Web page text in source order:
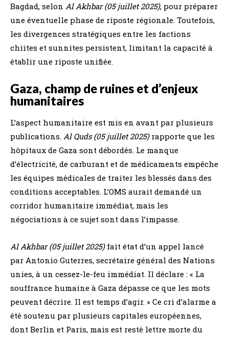
Bagdad, selon Al Akhbar (05 juillet 2025), pour préparer
une éventuelle phase de riposte régionale. Toutefois,
les divergences stratégiques entre les factions
chiites et sunnites persistent, limitant la capacité à
établir une riposte unifiée.
Gaza, champ de ruines et d’enjeux
humanitaires
L’aspect humanitaire est mis en avant par plusieurs
publications. Al Quds (05 juillet 2025)rapporte que les
hôpitaux de Gaza sont débordés. Le manque
d’électricité, de carburant et de médicaments empêche
les équipes médicales de traiter les blessés dans des
conditions acceptables. L’OMS aurait demandé un
corridor humanitaire immédiat, mais les
négociations à ce sujet sont dans l’impasse.
Al Akhbar (05 juillet 2025)fait état d’un appel lancé
par Antonio Guterres, secrétaire général des Nations
unies, à un cessez-le-feu immédiat. Il déclare : « La
souffrance humaine à Gaza dépasse ce que les mots
peuvent décrire. Il est temps d’agir. » Ce cri d’alarme a
été soutenu par plusieurs capitales européennes,
dont Berlin et Paris, mais est resté lettre morte du